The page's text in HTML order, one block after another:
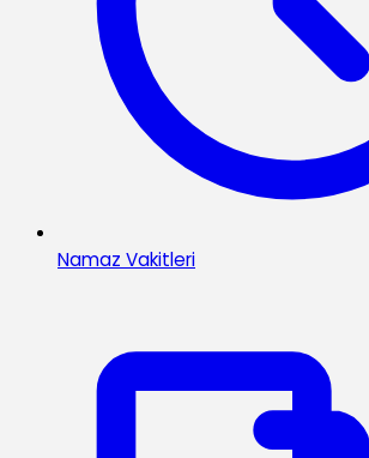
Namaz Vakitleri